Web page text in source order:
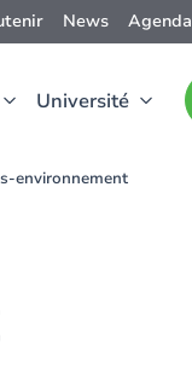
News Agenda
Université
environnement